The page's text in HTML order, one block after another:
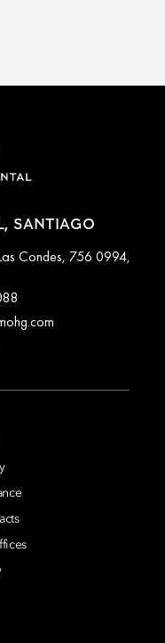
SANTIAGO
Condes, 756 0994,